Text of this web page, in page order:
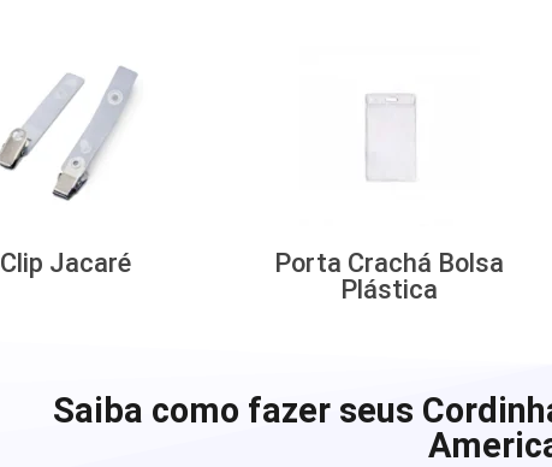
Clip Jacaré
Porta Crachá Bolsa
Plástica
Saiba como fazer seus